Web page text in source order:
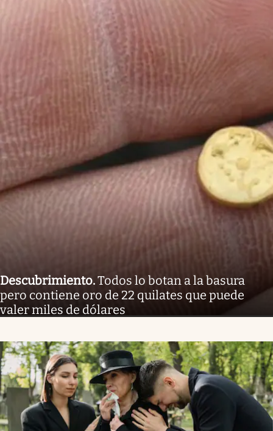
Descubrimiento.Todos lo botan a la basura
pero contiene oro de 22 quilates que puede
valer miles de dólares